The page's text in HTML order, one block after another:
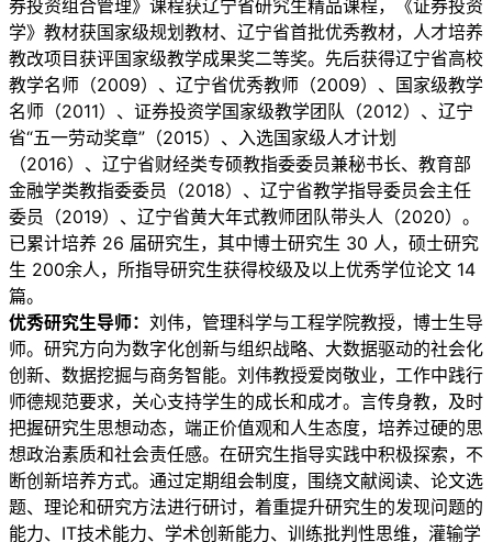
券投资组合管理》课程获辽宁省研究生精品课程，《证券投资
学》教材获国家级规划教材、辽宁省首批优秀教材，人才培养
教改项目获评国家级教学成果奖二等奖。先后获得辽宁省高校
教学名师（2009）、辽宁省优秀教师（2009）、国家级教学
名师（2011）、证券投资学国家级教学团队（2012）、辽宁
省“五一劳动奖章”（2015）、入选国家级人才计划
（2016）、辽宁省财经类专硕教指委委员兼秘书长、教育部
金融学类教指委委员（2018）、辽宁省教学指导委员会主任
委员（2019）、辽宁省黄大年式教师团队带头人（2020）。
已累计培养 26 届研究生，其中博士研究生 30 人，硕士研究
生 200余人，所指导研究生获得校级及以上优秀学位论文 14
篇。
优秀研究生导师： 刘伟，管理科学与工程学院教授，博士生导
师。研究方向为数字化创新与组织战略、大数据驱动的社会化
创新、数据挖掘与商务智能。刘伟教授爱岗敬业，工作中践行
师德规范要求，关心支持学生的成长和成才。言传身教，及时
把握研究生思想动态，端正价值观和人生态度，培养过硬的思
想政治素质和社会责任感。在研究生指导实践中积极探索，不
断创新培养方式。通过定期组会制度，围绕文献阅读、论文选
题、理论和研究方法进行研讨，着重提升研究生的发现问题的
能力、IT技术能力、学术创新能力、训练批判性思维，灌输学